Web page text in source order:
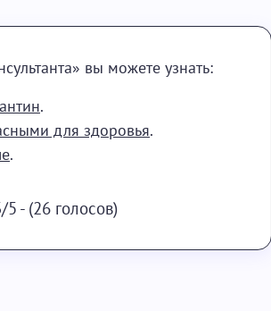
вы можете узнать:
.
для здоровья.
.
5 - (26 голосов)